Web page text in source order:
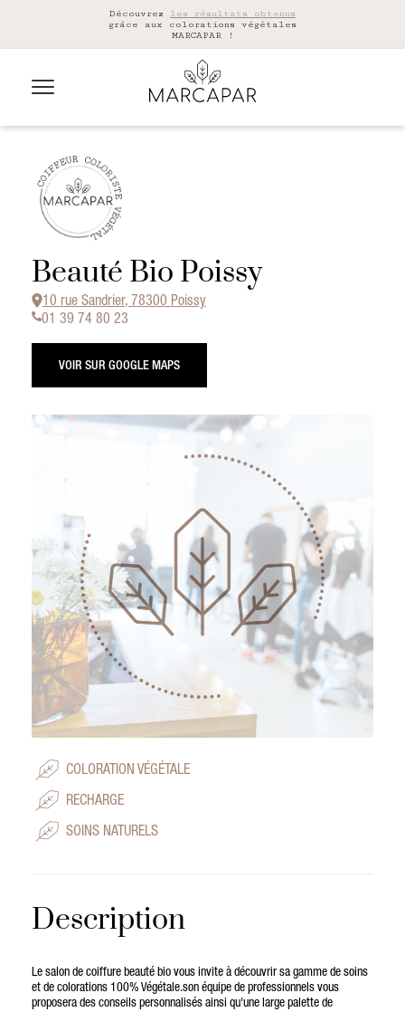
Découvrez les résultats obtenus
grâce aux colorations végétales
MARCAPAR !
Beauté Bio Poissy
10 rue Sandrier, 78300 Poissy
01 39 74 80 23
VOIR SUR GOOGLE MAPS
COLORATION VÉGÉTALE
RECHARGE
SOINS NATURELS
Description
Le salon de coiffure beauté bio vous invite à découvrir sa gamme de soins
et de colorations 100% Végétale.son équipe de professionnels vous
proposera des conseils personnalisés ainsi qu'une large palette de